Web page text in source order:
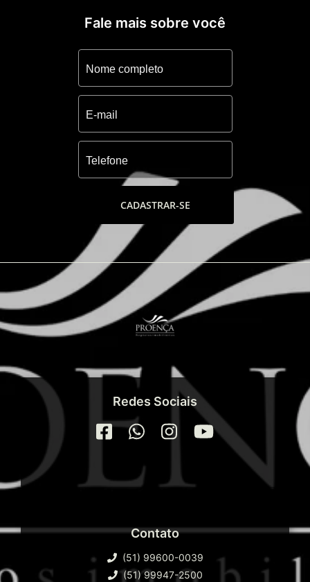
-Piscina aquecida com raia e fundo infinito,
Piscinas frias, fitness, ginastica ao ar livre,
quadra de futebol 5, quadra de futebol 7
gramada, quadra de tênis coberta, quadra
de tênis descoberta, quadra de paddle e
quadra de esportes.
-Barco pirata e playground
-Tenda zen (meditação), fonte de acesso,
Tendas, espaços verde de lazer e descanso.
Fale mais sobre você
CADASTRAR-SE
Redes Sociais
Contato
(51) 99600-0039
(51) 99947-2500